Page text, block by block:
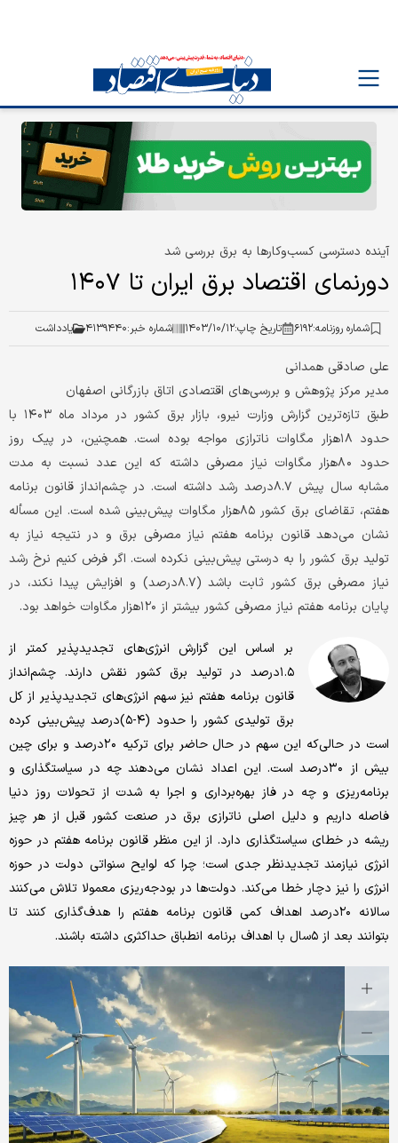
آینده دسترسی کسب‌وکارها به برق بررسی شد
دورنمای اقتصاد برق ایران تا ۱۴۰۷
شماره روزنامه:۶۱۹۲ تاریخ چاپ:۱۴۰۳/۱۰/۱۲ شماره خبر:۴۱۳۹۴۴۰ یادداشت
علی صادقی همدانی
مدیر مرکز پژوهش و بررسی‏‏‌های اقتصادی اتاق بازرگانی اصفهان
طبق تازه‌‌‌ترین گزارش وزارت نیرو، بازار برق کشور در مرداد ماه ۱۴٠۳ با
حدود ۱۸‌هزار مگاوات ناترازی مواجه بوده است. همچنین، در پیک روز
حدود ۸٠‌هزار مگاوات نیاز مصرفی داشته که این عدد نسبت به مدت
مشابه سال پیش ۸.۷درصد رشد داشته است. در چشم‌‌‌انداز قانون برنامه
هفتم، تقاضای برق کشور ۸۵‌هزار مگاوات پیش‌بینی شده است. این مسأله
نشان می‌دهد قانون برنامه هفتم نیاز مصرفی برق و در نتیجه نیاز به
تولید برق کشور را به درستی پیش‌بینی نکرده است. اگر فرض کنیم نرخ رشد
نیاز مصرفی برق کشور ثابت باشد (۸.۷درصد) و افزایش پیدا نکند، در
پایان برنامه هفتم نیاز مصرفی کشور بیشتر از ۱۲۰‌هزار مگاوات خواهد بود.
بر اساس این گزارش انرژی‌‌‌های تجدیدپذیر کمتر از
۱.۵درصد در تولید برق کشور نقش دارند. چشم‌‌‌انداز
قانون برنامه هفتم نیز سهم انرژی‌‌‌های تجدیدپذیر از کل
برق تولیدی کشور را حدود (۴-۵)درصد پیش‌بینی کرده
است در حالی‌که این سهم در حال حاضر برای ترکیه ۲٠درصد و برای چین
بیش از ۳٠درصد است. این اعداد نشان می‌دهند چه در سیاستگذاری و
برنامه‌‌‌ریزی و چه در فاز بهره‌‌‌برداری و اجرا به شدت از تحولات روز دنیا
فاصله داریم و دلیل اصلی ناترازی برق در صنعت کشور قبل از هر چیز
ریشه در خطای سیاستگذاری دارد. از این منظر قانون برنامه هفتم در حوزه
انرژی نیازمند تجدید‌نظر جدی است؛ چرا که لوایح سنواتی دولت در حوزه
انرژی را نیز دچار خطا می‌کند. دولت‌‌‌ها در بودجه‌‌‌ریزی معمولا تلاش می‌کنند
سالانه ۲۰درصد اهداف کمی قانون برنامه هفتم را هدف‌‌‌گذاری کنند تا
بتوانند بعد از ۵سال با اهداف برنامه انطباق حداکثری داشته باشند.